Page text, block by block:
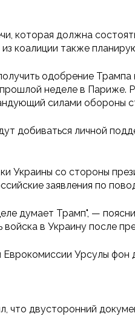
которая должна
коалиции также
одобрение
неделе в Париже.
силами обороны
добиваться личной
Украины со стороны
заявления по
думает Трамп", —
в Украину после
Урсулы
что двусторонний